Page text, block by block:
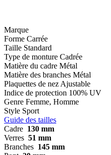
Marque
Forme Carrée
Taille Standard
Type de monture Cadrée
Matière du cadre Métal
Matière des branches Métal
Plaquettes de nez Ajustable
Indice de protection 100% UV
Genre Femme, Homme
Style Sport
Guide des tailles
Cadre 130 mm
Verres 51 mm
Branches 145 mm